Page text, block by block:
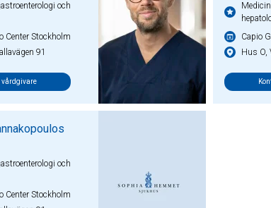
och
Center Stockholm
91
vårdgivare
Capio
Hus O,
och
Center Stockholm